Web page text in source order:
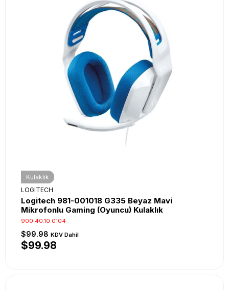
Kulaklık
LOGITECH
Logitech 981-001018 G335 Beyaz Mavi
Mikrofonlu Gaming (Oyuncu) Kulaklık
900.40.10.0104
$99.98 KDV Dahil
$99.98